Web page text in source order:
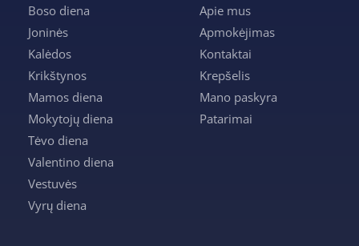
Boso diena
Joninės
Kalėdos
Krikštynos
Mamos diena
Mokytojų diena
Tėvo diena
Valentino diena
Vestuvės
Vyrų diena
Apie mus
Apmokėjimas
Kontaktai
Krepšelis
Mano paskyra
Patarimai